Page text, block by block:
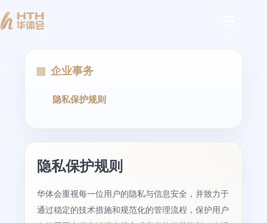
企业事务
隐私保护规则
隐私保护规则
华体会重视每一位用户的隐私与信息安全，并致力于
通过稳定的技术措施和规范化的管理流程，保护用户